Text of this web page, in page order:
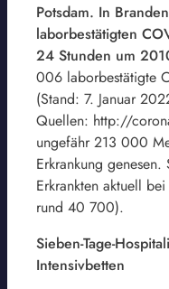
Potsdam. In
laborbestätigten
24 Stunden um
006 laborbestätigte
(Stand: 7. Januar
Quellen: http://
ungefähr 213 000
Erkrankung
Erkrankten aktuell
rund 40 700).
Sieben-Tage-
Intensivbetten